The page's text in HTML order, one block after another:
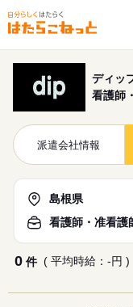
ディッ
看護師
派遣会社情報
島根県
看護師・准看護
0 件 ( 平均時給：-円 )